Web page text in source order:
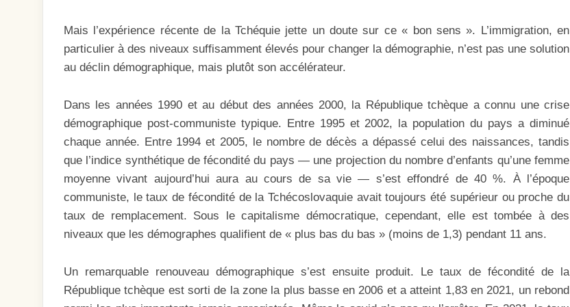
Mais l’expérience récente de la Tchéquie jette un doute sur ce « bon sens ». L’immigration, en
particulier à des niveaux suffisamment élevés pour changer la démographie, n’est pas une solution
au déclin démographique, mais plutôt son accélérateur.
Dans les années 1990 et au début des années 2000, la République tchèque a connu une crise
démographique post-communiste typique. Entre 1995 et 2002, la population du pays a diminué
chaque année. Entre 1994 et 2005, le nombre de décès a dépassé celui des naissances, tandis
que l’indice synthétique de fécondité du pays — une projection du nombre d’enfants qu’une femme
moyenne vivant aujourd’hui aura au cours de sa vie — s’est effondré de 40 %. À l’époque
communiste, le taux de fécondité de la Tchécoslovaquie avait toujours été supérieur ou proche du
taux de remplacement. Sous le capitalisme démocratique, cependant, elle est tombée à des
niveaux que les démographes qualifient de « plus bas du bas » (moins de 1,3) pendant 11 ans.
Un remarquable renouveau démographique s’est ensuite produit. Le taux de fécondité de la
République tchèque est sorti de la zone la plus basse en 2006 et a atteint 1,83 en 2021, un rebond